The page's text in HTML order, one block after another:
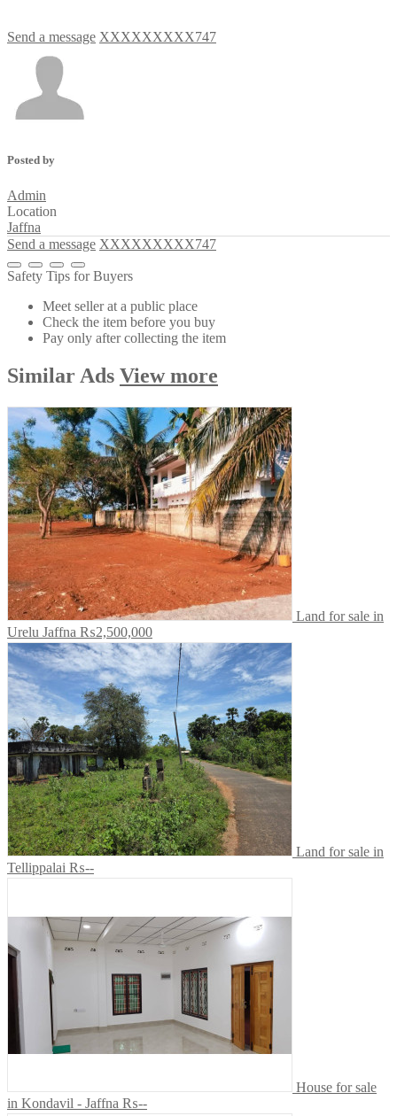
Send a message XXXXXXXXX747
Posted by
Admin
Location
Jaffna
Send a message XXXXXXXXX747
Safety Tips for Buyers
Meet seller at a public place
Check the item before you buy
Pay only after collecting the item
Similar Ads View more
Land for sale in
Urelu Jaffna ₨2,500,000
Land for sale in
Tellippalai ₨--
House for sale
in Kondavil - Jaffna ₨--